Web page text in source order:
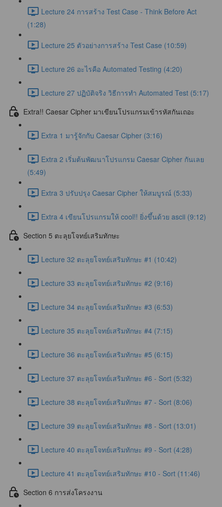
Lecture 24 การสร้าง Test Case - Think Before Act
(1:28)
Lecture 25 ตัวอย่างการสร้าง Test Case (10:59)
Lecture 26 อะไรคือ Automated Testing (4:20)
Lecture 27 ปฏิบัติจริง วิธีการทำ Automated Test (5:17)
Extra!! Caesar Cipher มาเขียนโปรแกรมเข้ารหัสกันเถอะ
Extra 1 มารู้จักกับ Caesar Cipher (3:16)
Extra 2 เริ่มต้นพัฒนาโปรแกรม Caesar Cipher กันเลย
(5:49)
Extra 3 ปรับปรุง Caesar Cipher ให้สมบูรณ์ (5:33)
Extra 4 เขียนโปรแกรมให้ cool!! ยิ่งขึ้นด้วย ascii (9:12)
Section 5 ตะลุยโจทย์เสริมทักษะ
Lecture 32 ตะลุยโจทย์เสริมทักษะ #1 (10:42)
Lecture 33 ตะลุยโจทย์เสริมทักษะ #2 (9:16)
Lecture 34 ตะลุยโจทย์เสริมทักษะ #3 (6:53)
Lecture 35 ตะลุยโจทย์เสริมทักษะ #4 (7:15)
Lecture 36 ตะลุยโจทย์เสริมทักษะ #5 (6:15)
Lecture 37 ตะลุยโจทย์เสริมทักษะ #6 - Sort (5:32)
Lecture 38 ตะลุยโจทย์เสริมทักษะ #7 - Sort (8:06)
Lecture 39 ตะลุยโจทย์เสริมทักษะ #8 - Sort (13:01)
Lecture 40 ตะลุยโจทย์เสริมทักษะ #9 - Sort (4:28)
Lecture 41 ตะลุยโจทย์เสริมทักษะ #10 - Sort (11:46)
Section 6 การส่งโครงงาน